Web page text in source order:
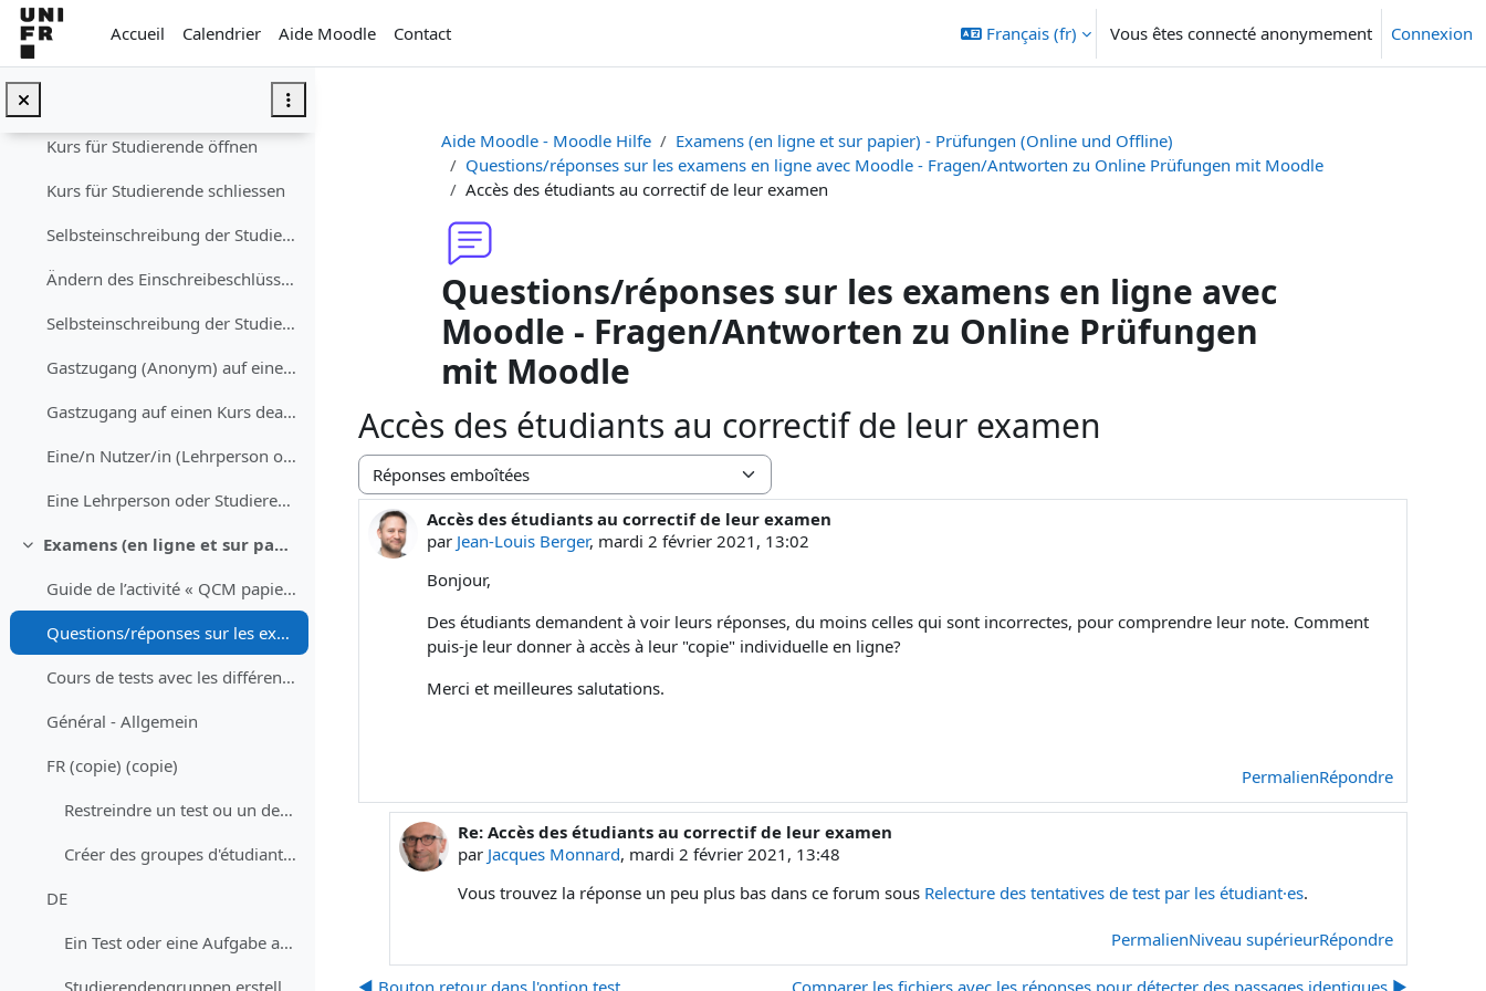
Passer au contenu principal
Accueil
Calendrier Aide Moodle Contact Français ‎(fr)‎ Vous êtes connecté anonymement Connexion
Kurs für Studierende öffnen
Kurs für Studierende schliessen
Selbsteinschreibung der Studierenden erlauben (mit oder ohne Einschreibeschlüssel)
Ändern des Einschreibeschlüssels für einen Kurs
Selbsteinschreibung der Studierenden deaktivieren
Gastzugang (Anonym) auf einen Kurs erlauben (mit oder ohne Schlüssel)
Gastzugang auf einen Kurs deaktivieren
Eine/n Nutzer/in (Lehrperson oder Studierenden) in den Kurs einschreiben
Eine Lehrperson oder Studierenden aus dem Kurs abmelden
Replier
Examens (en ligne et sur papier) - Prüfungen (Online und Offline)
Guide de l’activité « QCM papier »
Questions/réponses sur les examens en ligne avec Moodle - Fragen/Antworten zu Online Prüfungen mit Moodle
Cours de tests avec les différents types de question et un devoir - Testkurs mit allen Fragetypen und einer Aufgabe
Général - Allgemein
FR (copie) (copie)
Restreindre un test ou un devoir à un groupe d'étudiant·es
Créer des groupes d'étudiant·es
DE
Ein Test oder eine Aufgabe auf eine Gruppe von Studierenden beschränken
Aide Moodle - Moodle Hilfe
Examens (en ligne et sur papier) - Prüfungen (Online und Offline)
Questions/réponses sur les examens en ligne avec Moodle - Fragen/Antworten zu Online Prüfungen mit Moodle
Accès des étudiants au correctif de leur examen
Questions/réponses sur les examens en ligne avec
Moodle - Fragen/Antworten zu Online Prüfungen
mit Moodle
Accès des étudiants au correctif de leur examen
Type d’affichage
Accès des étudiants au correctif de leur examen
par Jean-Louis Berger, mardi 2 février 2021, 13:02
Nombre de réponses : 1
Bonjour,
Des étudiants demandent à voir leurs réponses, du moins celles qui sont incorrectes, pour comprendre leur note. Comment
puis-je leur donner à accès à leur "copie" individuelle en ligne?
Merci et meilleures salutations.
PermalienRépondre
En réponse à Jean-Louis Berger
Re: Accès des étudiants au correctif de leur examen
par Jacques Monnard, mardi 2 février 2021, 13:48
Vous trouvez la réponse un peu plus bas dans ce forum sous Relecture des tentatives de test par les étudiant·es.
PermalienNiveau supérieurRépondre
◀︎ Bouton retour dans l'option test Comparer les fichiers avec les réponses pour détecter des passages identiques ▶︎